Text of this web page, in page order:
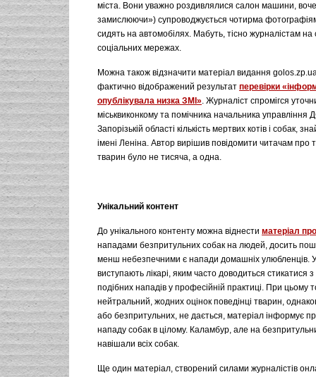
міста. Вони уважно роздивлялися салон машини,
замислюючи») супроводжується чотирма
сидять на автомобілях. Мабуть, тісно журналістам на
соціальних мережах.
Можна також відзначити матеріал видання
фактично відображений результат перевірки
опублікувала низка ЗМІ». Журналіст спромігся
міськвиконкому та помічника начальника управління
Запорізькій області кількість мертвих котів і собак,
імені Леніна. Автор вирішив повідомити читачам про
тварин було не тисяча, а одна.
Унікальний контент
До унікального контенту можна віднести матеріал
нападами безпритульних собак на людей, досить
менш небезпечними є напади домашніх улюбленців. У
виступають лікарі, яким часто доводиться стикатися
подібних нападів у професійній практиці. При цьому
нейтральний, жодних оцінок поведінці тварин,
або безпритульних, не дається, матеріал інформує
нападу собак в цілому. Каламбур, але на
навішали всіх собак.
Ще один матеріал, створений силами журналістів